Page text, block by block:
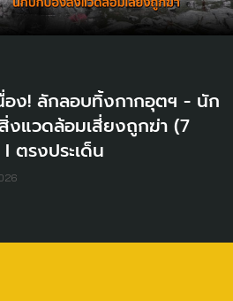
อง! ลักลอบทิ้งกากอุตฯ - นัก
งแวดล้อมเสี่ยงถูกฆ่า (7
ตรงประเด็น